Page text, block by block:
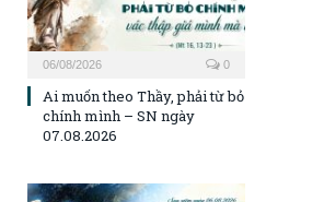
06/08/2026 0
Ai muốn theo Thầy, phải từ bỏ
chính mình – SN ngày
07.08.2026